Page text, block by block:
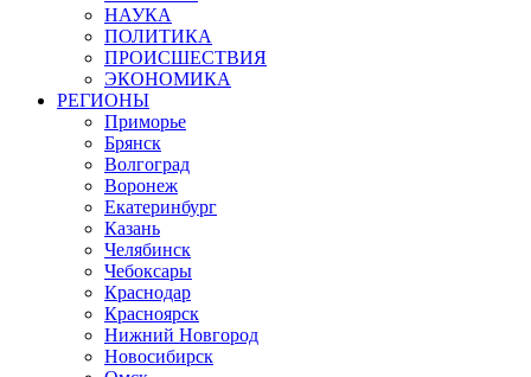
НАУКА
ПОЛИТИКА
ПРОИСШЕСТВИЯ
ЭКОНОМИКА
РЕГИОНЫ
Приморье
Брянск
Волгоград
Воронеж
Екатеринбург
Казань
Челябинск
Чебоксары
Краснодар
Красноярск
Нижний Новгород
Новосибирск